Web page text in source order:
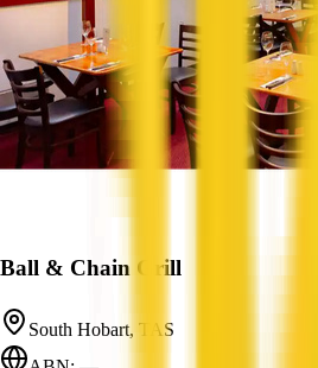
Ball & Chain Grill
South Hobart, TAS